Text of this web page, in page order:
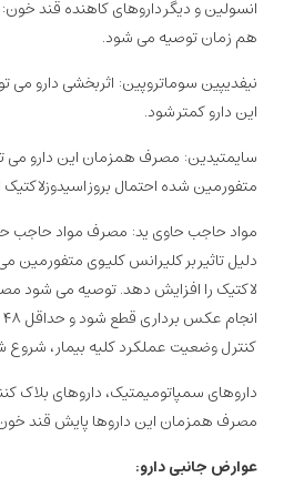
انسولین و دیگر داروهای کاهنده قند
هم زمان توصیه می شود.
نیفدیپین سوماتروپین: اثربخشی دارو می
این دارو کمتر شود.
سایمتیدین: مصرف همزمان این دارو می
متفورمین شده احتمال بروز اسیدوزلاکتیک
مواد حاجب حاوی ید: مصرف مواد حاجب
دلیل تاثیر بر کلیرانس کلیوی متفورمین
کنترل وضعیت عملکرد کلیه بیمار، شروع
داروهای سمپاتومیمتیک، داروهای بلاک
مصرف همزمان این داروها پایش قند
عوارض جانبی دارو: